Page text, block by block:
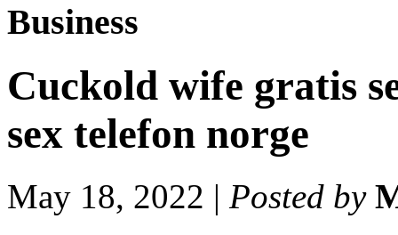
Business
Cuckold wife gratis
sex telefon norge
May 18, 2022 | Posted by